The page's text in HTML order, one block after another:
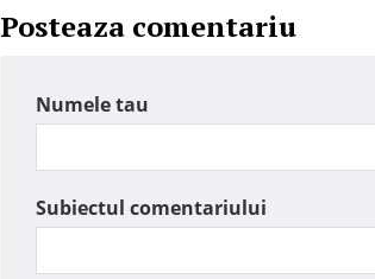
Posteaza comentariu
Numele tau
Subiectul comentariului